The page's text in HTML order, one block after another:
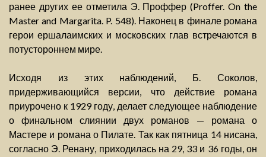
ранее других ее отметила Э. Проффер (Proffer. On the
Master and Margarita. P. 548). Наконец в финале романа
герои ершалаимских и московских глав встречаются в
потустороннем мире.
Исходя из этих наблюдений, Б. Соколов,
придерживающийся версии, что действие романа
приурочено к 1929 году, делает следующее наблюдение
о финальном слиянии двух романов — романа о
Мастере и романа о Пилате. Так как пятница 14 нисана,
согласно Э. Ренану, приходилась на 29, 33 и 36 годы, он